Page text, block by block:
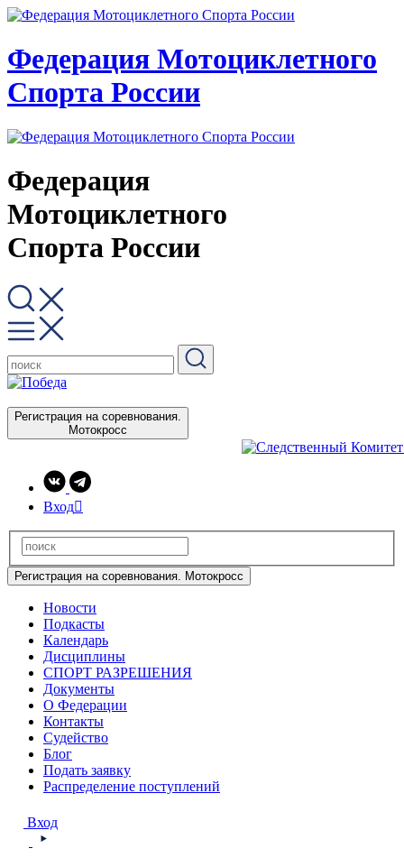
Федерация Мотоциклетного
Спорта России
Федерация
Мотоциклетного
Спорта России
Регистрация на соревнования.
Мотокросс
Вход
Регистрация на соревнования. Мотокросс
Новости
Подкасты
Календарь
Дисциплины
СПОРТ РАЗРЕШЕНИЯ
Документы
О Федерации
Контакты
Судейство
Блог
Подать заявку
Распределение поступлений
Вход